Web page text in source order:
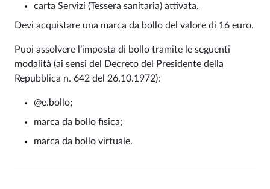
carta Servizi (Tessera sanitaria) attivata.
Devi acquistare una marca da bollo del valore di 16 euro.
Puoi assolvere l’imposta di bollo tramite le seguenti
modalità (ai sensi del Decreto del Presidente della
Repubblica n. 642 del 26.10.1972):
@e.bollo;
marca da bollo fisica;
marca da bollo virtuale.